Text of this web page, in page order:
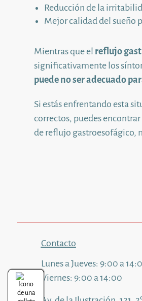
Reducción de la
Mejor calidad del sueño
Mientras que el reflujo
significativamente los
puede no ser adecuado
Si estás enfrentando esta
correctos, puedes
de reflujo gastroesofágico,
Contacto
Lunes a Jueves: 9:00 a
Viernes: 9:00 a 14:00